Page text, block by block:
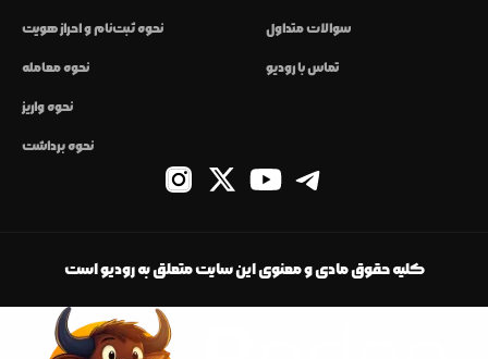
نحوه ثبت‌نام و احراز هویت
نحوه معامله
نحوه واریز
نحوه برداشت
سوالات متداول
تماس با رودیو
کلیه حقوق مادی و معنوی این سایت متعلق به رودیو است